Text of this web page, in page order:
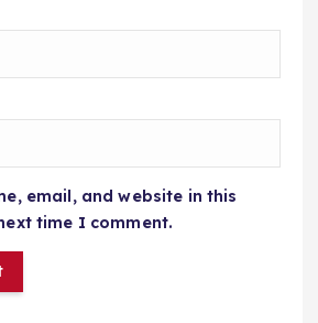
email, and website in this
time I comment.